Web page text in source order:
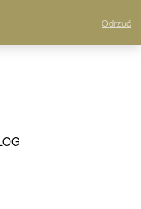
Odrzuć